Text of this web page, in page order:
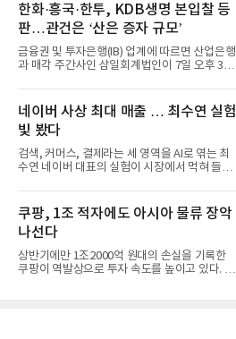
한화·흥국·한투, KDB생명 본입찰 등
판…관건은 ‘산은 증자 규모’
금융권 및 투자은행(IB) 업계에 따르면 산업은행
과 매각 주간사인 삼일회계법인이 7일 오후 3시
네이버 사상 최대 매출 … 최수연 실험
빛 봤다
검색, 커머스, 결제라는 세 영역을 AI로 엮는 최
수연 네이버 대표의 실험이 시장에서 먹혀 들어
쿠팡, 1조 적자에도 아시아 물류 장악
나선다
상반기에만 1조2000억 원대의 손실을 기록한
쿠팡이 역발상으로 투자 속도를 높이고 있다. 이